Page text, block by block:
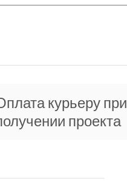
курьеру при
проекта